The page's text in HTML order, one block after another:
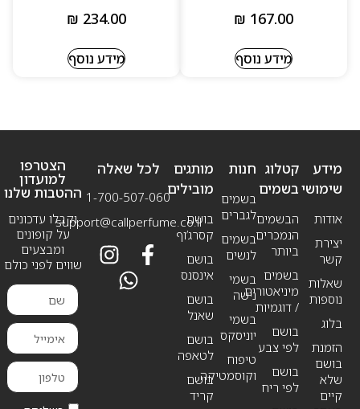
₪ 167.00
מידע נוסף
₪ 234.00
מידע נוסף
מידע
שימושי
אודות
יצירת
קשר
שאלות
נוספות
בלוג
הזמנת
בושם
שלא
קיים
חנות
בשמים
לגברים
בשמים
לנשים
בשמי
נישה
בשמי
יוניסקס
טיפוח
וקוסמטיקה
קטלוג
בשמים
הבשמים
הנמכרים
ביותר
בשמים
מיניאטורים
/ דוגמיות
בושם
לפי צבע
בושם
לפי ריח
מותגים
מובילים
בושם
קסרג’וף
בושם
אינסנס
בושם
שאנל
בושם
לטאפה
בושם
קריד
לכל שאלה
1-700-507-060
support@callperfume.co.il
הצטרפו
למועדון
ההטבות שלנו
וקבלו עדכונים
על קופונים
ומבצעים
שווים לפני כולם